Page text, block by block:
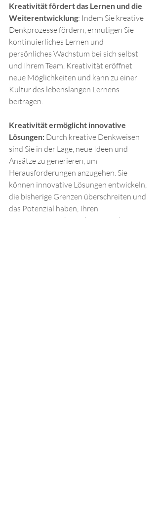
Kreativität fördert das Lernen und die
Weiterentwicklung: Indem Sie kreative
Denkprozesse fördern, ermutigen Sie
kontinuierliches Lernen und
persönliches Wachstum bei sich selbst
und Ihrem Team. Kreativität eröffnet
neue Möglichkeiten und kann zu einer
Kultur des lebenslangen Lernens
beitragen.
Kreativität ermöglicht innovative
Lösungen: Durch kreative Denkweisen
sind Sie in der Lage, neue Ideen und
Ansätze zu generieren, um
Herausforderungen anzugehen. Sie
können innovative Lösungen entwickeln,
die bisherige Grenzen überschreiten und
das Potenzial haben, Ihren
Verantwortungsbereich voranzubringen.